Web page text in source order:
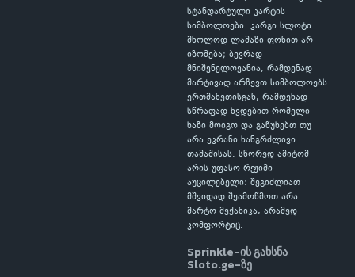
სტანდარტული კარტის
სიმბოლოები. კარგი სლოტი
მხოლოდ ლამაზი ფონით არ
იზომება; ბევრად
მნიშვნელოვანია, რამდენად
მარტივად არჩევთ სიმბოლოებს
ერთმანეთისგან, რამდენად
სწრაფად ხვდებით რომელი
ხაზი მოიგო და გაწუხებთ თუ
არა ეკრანი ხანგრძლივი
თამაშისას. სწორედ ამიტომ
არის უფასო რეჟიმი
აუცილებელი: შეგიძლიათ
მშვიდად შეამოწმოთ არა
მარტო მექანიკა, არამედ
კომფორტიც.
Sprinkle-ის გახსნა
Sloto.ge-ზე